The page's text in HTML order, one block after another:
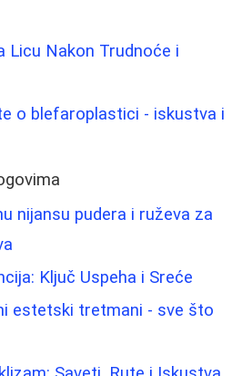
Licu Nakon Trudnoće i
o blefaroplastici - iskustva i
nijansu pudera i ruževa za
Ključ Uspeha i Sreće
estetski tretmani - sve što